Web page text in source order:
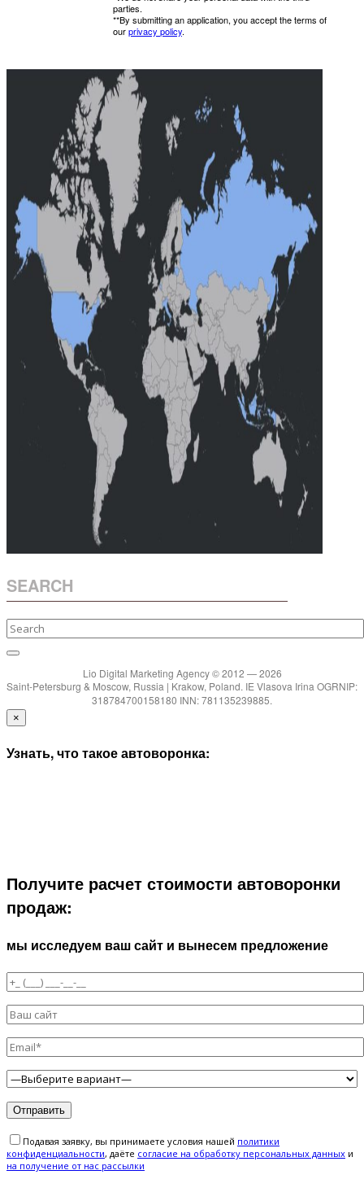
parties.
**By submitting an application, you accept the terms of
ourprivacy policy.
SEARCH
Lio Digital Marketing Agency © 2012 — 2026
Saint-Petersburg & Moscow, Russia | Krakow, Poland. IE Vlasova Irina OGRNIP:
318784700158180 INN: 781135239885.
×
Узнать, что такое автоворонка:
Получите расчет стоимости автоворонки
продаж:
мы исследуем ваш сайт и вынесем предложение
Подавая заявку, вы принимаете условия нашей политики
конфиденциальности, даёте cогласие на обработку персональных данных и
на получение от нас рассылки